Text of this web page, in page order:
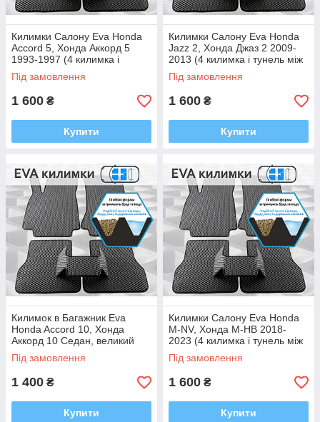
Килимки Салону Eva Honda
Accord 5, Хонда Аккорд 5
1993-1997 (4 килимка і
тунель між задніми, багато
кольорів Ева, Єва)
Під замовлення
1 600 ₴
Купити
Килимки Салону Eva Honda
Jazz 2, Хонда Джаз 2 2009-
2013 (4 килимка і тунель між
задніми, багато кольорів Ева,
Єва)
Під замовлення
1 600 ₴
Купити
Килимок в Багажник Eva
Honda Accord 10, Хонда
Аккорд 10 Седан, великий
вибір кольорів Ева, Єва
Під замовлення
1 400 ₴
Купити
Килимки Салону Eva Honda
M-NV, Хонда М-НВ 2018-
2023 (4 килимка і тунель між
задніми, багато кольорів Ева,
Єва)
Під замовлення
1 600 ₴
Купити